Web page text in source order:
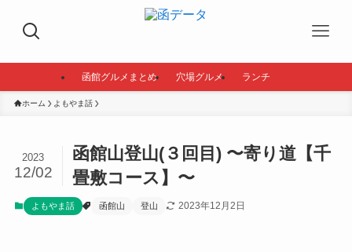
函館グルメまとめ 穴場グルメ ランチ
ホーム よもやま話
函館山登山(３回目) 〜寄り道【千
畳敷コース】〜
2023
12/02
よもやま話 函館山 登山 2023年12月2日